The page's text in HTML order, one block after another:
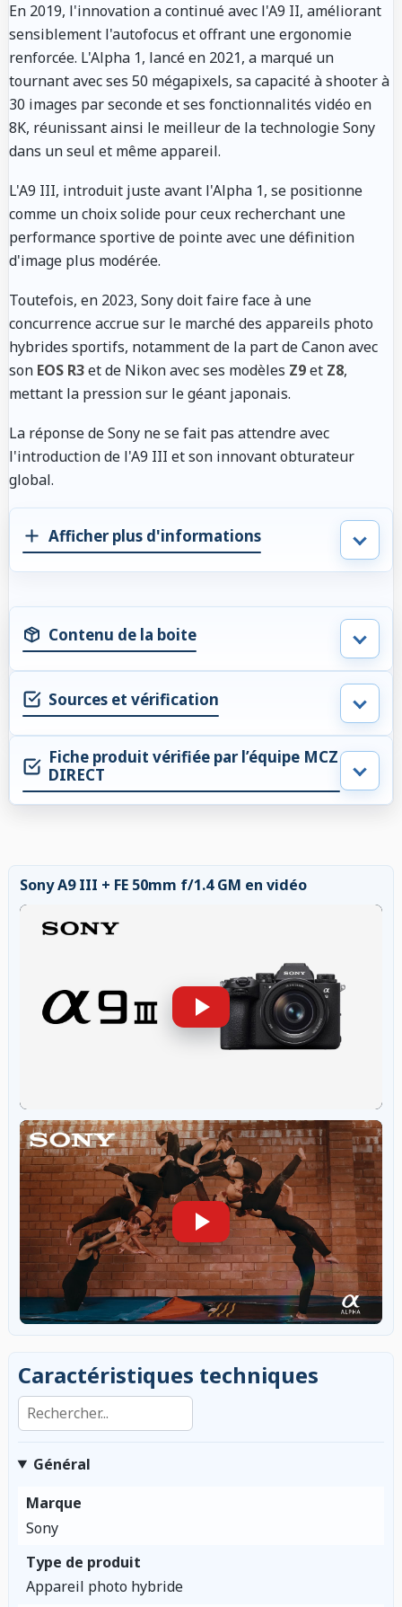
En 2019, l'innovation a continué avec l'A9 II, améliorant
sensiblement l'autofocus et offrant une ergonomie
renforcée. L'Alpha 1, lancé en 2021, a marqué un
tournant avec ses 50 mégapixels, sa capacité à shooter à
30 images par seconde et ses fonctionnalités vidéo en
8K, réunissant ainsi le meilleur de la technologie Sony
dans un seul et même appareil.
L'A9 III, introduit juste avant l'Alpha 1, se positionne
comme un choix solide pour ceux recherchant une
performance sportive de pointe avec une définition
d'image plus modérée.
Toutefois, en 2023, Sony doit faire face à une
concurrence accrue sur le marché des appareils photo
hybrides sportifs, notamment de la part de Canon avec
son EOS R3et de Nikon avec ses modèles Z9et Z8,
mettant la pression sur le géant japonais.
La réponse de Sony ne se fait pas attendre avec
l'introduction de l'A9 III et son innovant obturateur
global.
Afficher plus d'informations
Contenu de la boite
Sources et vérification
Fiche produit vérifiée par l’équipe MCZ
DIRECT
Sony A9 III + FE 50mm f/1.4 GM en vidéo
Caractéristiques techniques
Rechercher dans les caractéristiques
Général
Marque
Sony
Type de produit
Appareil photo hybride